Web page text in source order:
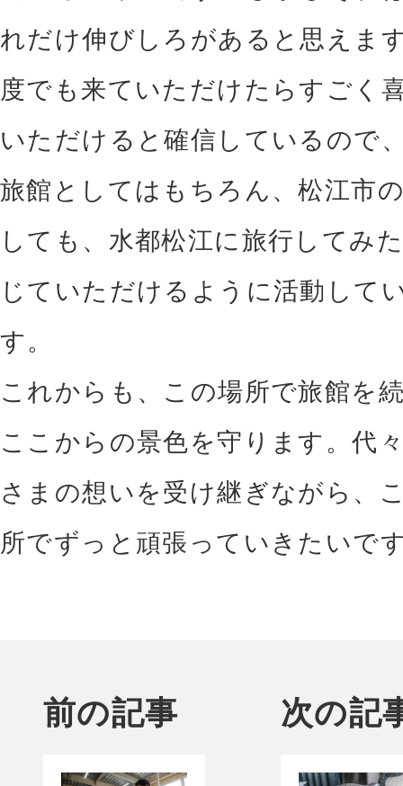
れだけ伸びしろがあると思えま
度でも来ていただけたらすごく
いただけると確信しているので
旅館としてはもちろん、松江市
しても、水都松江に旅行してみ
じていただけるように活動して
す。
これからも、この場所で旅館を
ここからの景色を守ります。代
さまの想いを受け継ぎながら、
所でずっと頑張っていきたいで
前の記事 次の記